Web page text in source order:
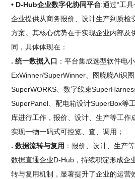
• D-Hub企业数字化协同平台:通过“工
企业提供从商务报价、设计生产到质检
方案。其核心优势在于实现企业内部及
同，具体体现在：
. 统一数据入口 ：平台集成选型软件电
ExWinner/SuperWinner、图晓晓AI识
SuperWORKS、数字线束
SuperPanel、配电箱设计SuperBox等
库进行工作，报价、设计、生产等工作
实现一物一码式可控览、查、调用；
. 数据流转与复用 ：报价、设计、生产
数据直通企业D-Hub，持续积淀形成企
转与复用机制，显著提升了企业的运营